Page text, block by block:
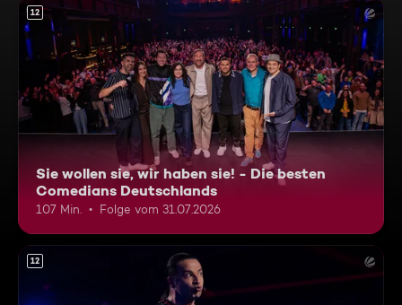
12
Sie wollen sie, wir haben sie! - Die besten
Comedians Deutschlands
107 Min. Folge vom 31.07.2026
12